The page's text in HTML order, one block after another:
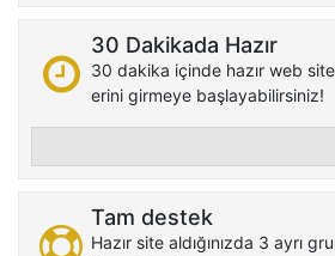
30 Dakikada Hazır
30 dakika içinde hazır web
erini girmeye başlayabilirsiniz!
Tam destek
Hazır site aldığınızda 3 ayrı